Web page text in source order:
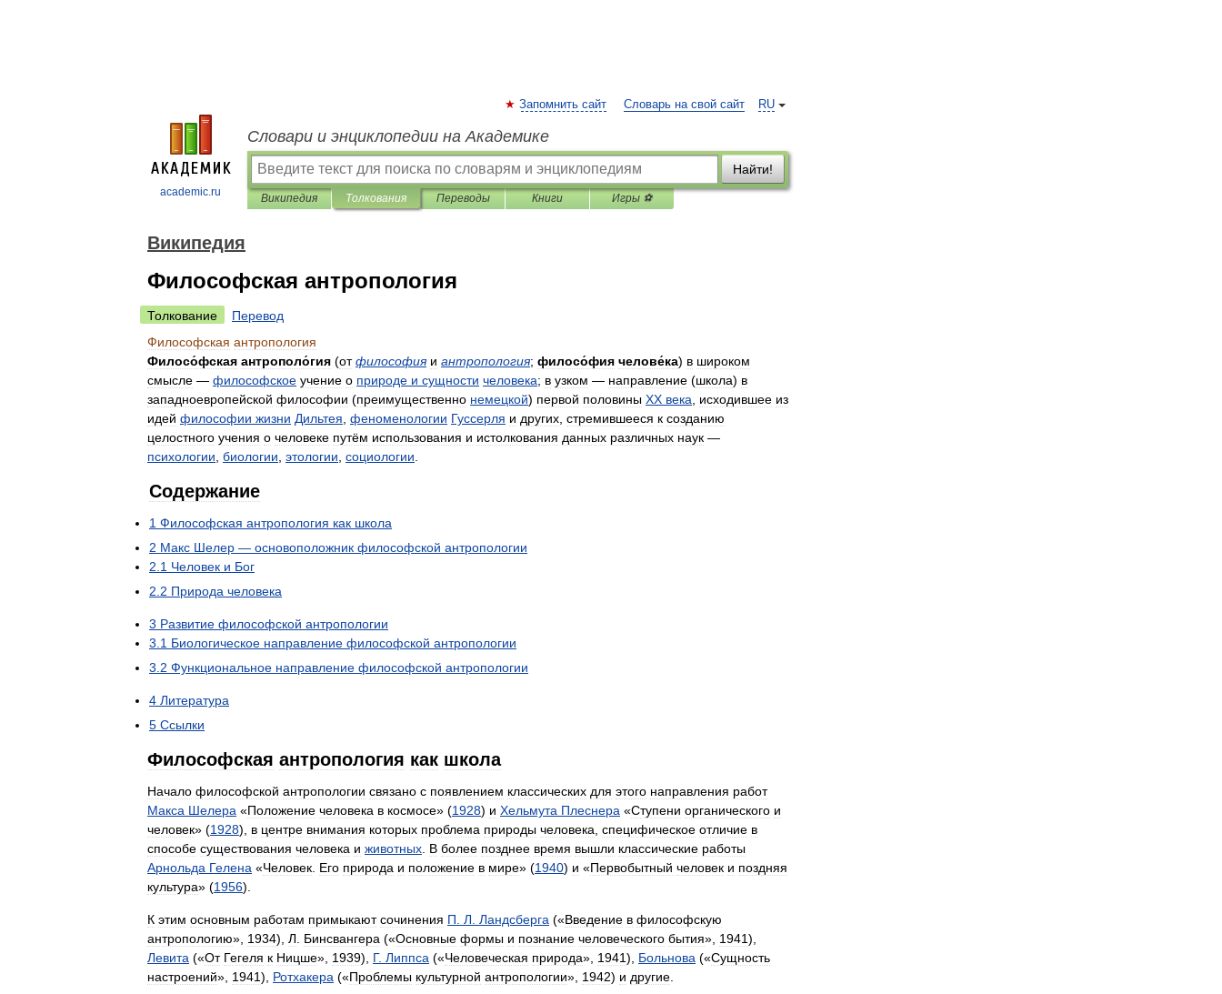
academic.ru
RU
Запомнить сайт Словарь на свой сайт
Словари и энциклопедии на Академике
Найти!
Википедия Толкования Переводы Книги Игры ⚽
Википедия
Философская антропология
Толкование
Перевод
Философская антропология
Филосо́фская антрополо́гия (от философия и антропология; филосо́фия челове́ка) в широком
смысле — философское учение о природе и сущности человека; в узком — направление (школа) в
западноевропейской философии (преимущественно немецкой) первой половины XX века исходившее из
идей философии жизни Дильтея феноменологии Гуссерля и других стремившееся к созданию
целостного учения о человеке путём использования и истолкования данных различных наук —
психологии биологии этологии социологии
Содержание
1 Философская антропология как школа
2 Макс Шелер — основоположник философской антропологии
2 1 Человек и Бог
2 2 Природа человека
3 Развитие философской антропологии
3 1 Биологическое направление философской антропологии
3 2 Функциональное направление философской антропологии
4 Литература
5 Ссылки
Философская антропология как школа
Начало философской антропологии связано с появлением классических для этого направления работ
Макса Шелера «Положение человека в космосе» (1928) и Хельмута Плеснера «Ступени органического и
человек» (1928), в центре внимания которых проблема природы человека специфическое отличие в
способе существования человека и животных В более позднее время вышли классические работы
Арнольда Гелена «Человек Его природа и положение в мире» (1940) и «Первобытный человек и поздняя
культура» (1956).
К этим основным работам примыкают сочинения П Л Ландсберга («Введение в философскую
антропологию», 1934), Л Бинсвангера («Основные формы и познание человеческого бытия», 1941),
Левита («От Гегеля к Ницше», 1939), Г. Липпса («Человеческая природа», 1941), Больнова («Сущность
настроений», 1941), Ротхакера («Проблемы культурной антропологии», 1942) и другие